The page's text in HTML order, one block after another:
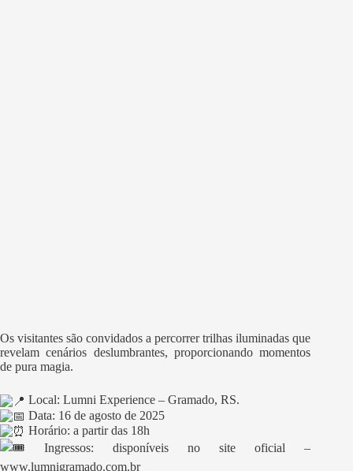
Os visitantes são convidados a percorrer trilhas iluminadas que
revelam cenários deslumbrantes, proporcionando momentos
de pura magia.
Local: Lumni Experience – Gramado, RS.
Data: 16 de agosto de 2025
Horário: a partir das 18h
Ingressos: disponíveis no site oficial –
www.lumnigramado.com.br